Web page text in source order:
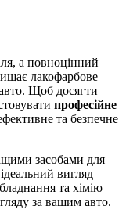
а повноцінний
лакофарбове
Щоб досягти
професійне
та безпечне
засобами для
вигляд
та хімію
за вашим авто.